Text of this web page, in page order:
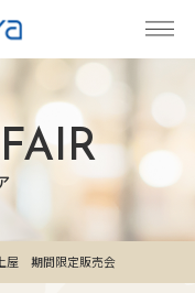
屋 期間限定販売会